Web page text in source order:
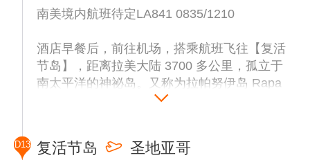
南美境内航班待定LA841 0835/1210
酒店早餐后，前往机场，搭乘航班飞往【复活
节岛】，距离拉美大陆 3700 多公里，孤立于
南太平洋的神祕岛。又称为拉帕努伊岛 Rapa
Nui的复活节岛，面积不大只有 163 平方公
迎访客。
D13 复活节岛 圣地亚哥